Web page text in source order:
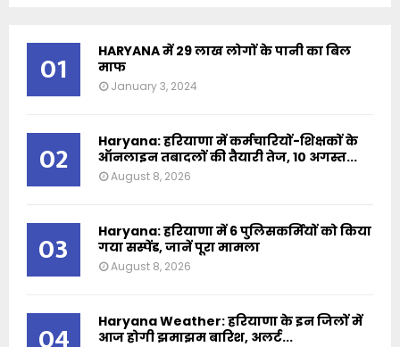
01
HARYANA में 29 लाख लोगों के पानी का बिल
माफ
January 3, 2024
02
Haryana: हरियाणा में कर्मचारियों-शिक्षकों के
ऑनलाइन तबादलों की तैयारी तेज, 10 अगस्त...
August 8, 2026
03
Haryana: हरियाणा में 6 पुलिसकर्मियों को किया
गया सस्पेंड, जानें पूरा मामला
August 8, 2026
Haryana Weather: हरियाणा के इन जिलों में
आज होगी झमाझम बारिश, अलर्ट...